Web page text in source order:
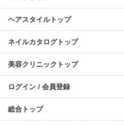
ヘアスタイルトップ
ネイルカタログトップ
美容クリニックトップ
ログイン / 会員登録
総合トップ